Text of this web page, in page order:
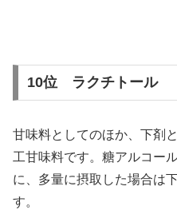
10位 ラクチトール
甘味料としてのほか、下剤
工甘味料です。糖アルコー
に、多量に摂取した場合は
す。